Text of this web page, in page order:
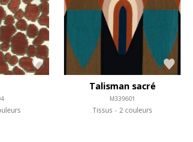
Talisman sacré
M339601
Tissus 2 couleurs